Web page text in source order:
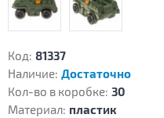
Код: 81337
Наличие: Достаточно
Кол-во в коробке: 30
Материал: пластик